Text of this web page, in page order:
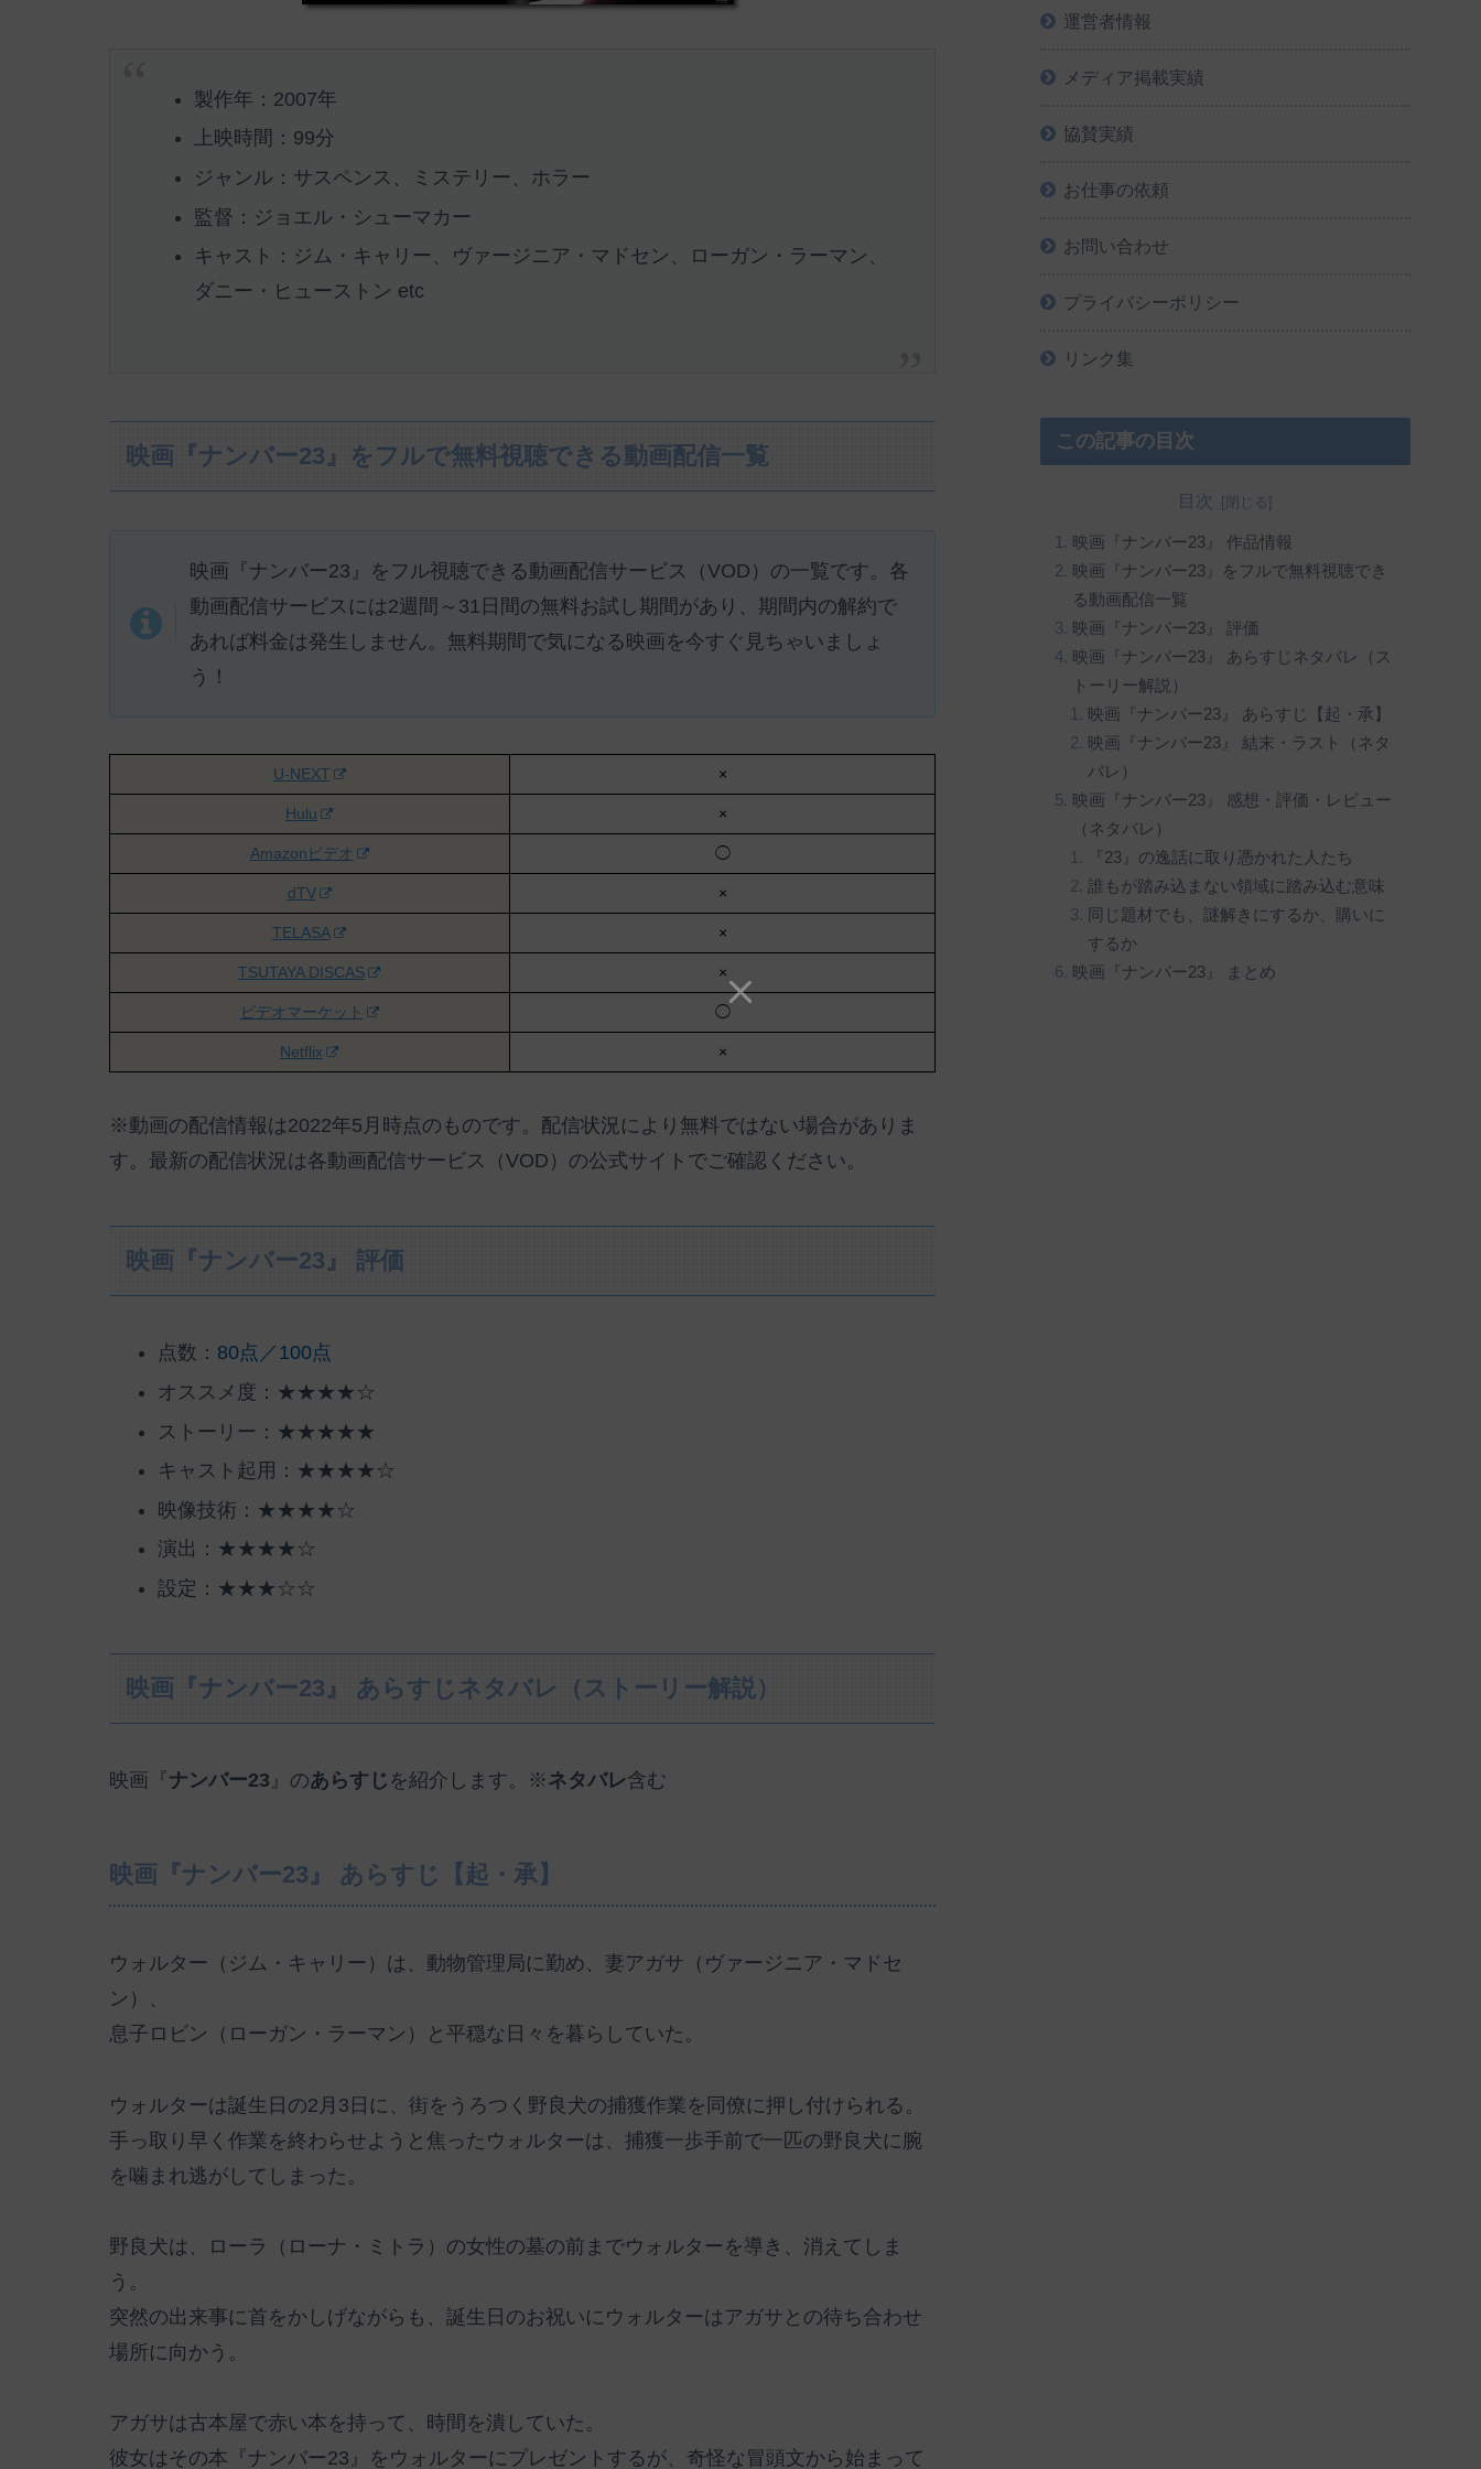
製作年：2007年
上映時間：99分
ジャンル：サスペンス、ミステリー、ホラー
監督：ジョエル・シューマカー
キャスト：ジム・キャリー、ヴァージニア・マドセン、ローガン・ラーマン、
ダニー・ヒューストン etc
映画『ナンバー23』をフルで無料視聴できる動画配信一覧
映画『ナンバー23』をフル視聴できる動画配信サービス（VOD）の一覧です。各
動画配信サービスには2週間～31日間の無料お試し期間があり、期間内の解約で
あれば料金は発生しません。 無料期間で気になる映画を今すぐ見ちゃいましょ
う！
U-NEXT ×
Hulu ×
Amazonビデオ ◯
dTV ×
TELASA ×
TSUTAYA DISCAS ×
ビデオマーケット ◯
Netflix ×
※動画の配信情報は2022年5月時点のものです。配信状況により無料ではない場合がありま
す。最新の配信状況は各動画配信サービス（VOD）の公式サイトでご確認ください。
映画『ナンバー23』 評価
点数： 80点／100点
オススメ度：★★★★☆
ストーリー：★★★★★
キャスト起用：★★★★☆
映像技術：★★★★☆
演出：★★★★☆
設定：★★★☆☆
映画『ナンバー23』 あらすじネタバレ（ストーリー解説）
映画『 ナンバー23 』のあらすじ を紹介します。※ ネタバレ含む
映画『ナンバー23』 あらすじ【起・承】
ウォルター（ジム・キャリー）は、動物管理局に勤め、妻アガサ（ヴァージニア・マドセ
ン）、
息子ロビン（ローガン・ラーマン）と平穏な日々を暮らしていた。
ウォルターは誕生日の2月3日に、街をうろつく野良犬の捕獲作業を同僚に押し付けられる。
手っ取り早く作業を終わらせようと焦ったウォルターは、捕獲一歩手前で一匹の野良犬に腕
を噛まれ逃がしてしまった。
野良犬は、ローラ（ローナ・ミトラ）の女性の墓の前までウォルターを導き、消えてしま
う。
突然の出来事に首をかしげながらも、誕生日のお祝いにウォルターはアガサとの待ち合わせ
場所に向かう。
アガサは古本屋で赤い本を持って、時間を潰していた。
彼女はその本『ナンバー23』をウォルターにプレゼントするが、奇怪な冒頭文から始まって
運営者情報
メディア掲載実績
協賛実績
お仕事の依頼
お問い合わせ
プライバシーポリシー
リンク集
この記事の目次
目次
映画『ナンバー23』 作品情報
映画『ナンバー23』をフルで無料視聴でき
る動画配信一覧
映画『ナンバー23』 評価
映画『ナンバー23』 あらすじネタバレ（ス
トーリー解説）
映画『ナンバー23』 あらすじ【起・承】
映画『ナンバー23』 結末・ラスト（ネタ
バレ）
映画『ナンバー23』 感想・評価・レビュー
（ネタバレ）
『23』の逸話に取り憑かれた人たち
誰もが踏み込まない領域に踏み込む意味
同じ題材でも、謎解きにするか、購いに
するか
映画『ナンバー23』 まとめ